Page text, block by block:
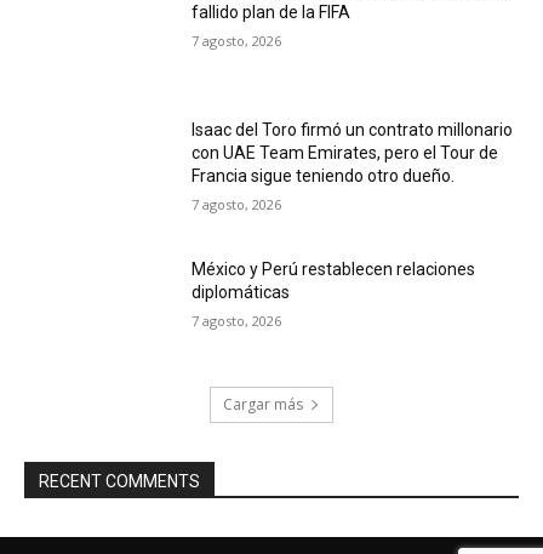
fallido plan de la FIFA
7 agosto, 2026
Isaac del Toro firmó un contrato millonario
con UAE Team Emirates, pero el Tour de
Francia sigue teniendo otro dueño.
7 agosto, 2026
México y Perú restablecen relaciones
diplomáticas
7 agosto, 2026
Cargar más
RECENT COMMENTS